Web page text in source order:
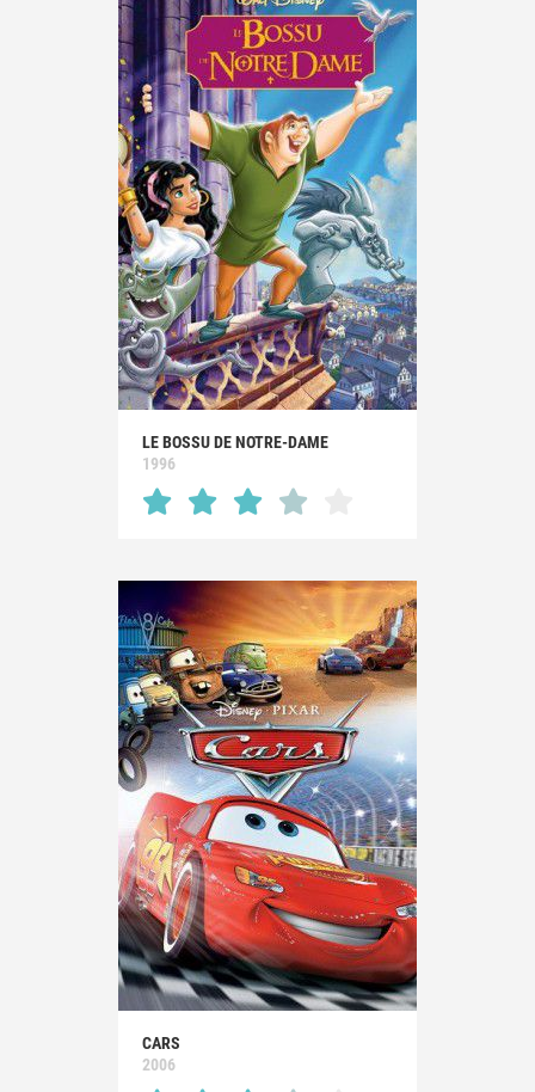
LE BOSSU DE NOTRE-DAME
1996
CARS
2006